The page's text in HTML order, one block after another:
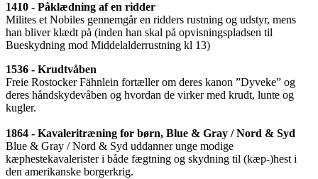
1410 - Påklædning af en ridder
Milites et Nobiles gennemgår en ridders rustning og udstyr, mens
han bliver klædt på (inden han skal på opvisningspladsen til
Bueskydning mod Middelalderrustning kl 13)
1536 - Krudtvåben
Freie Rostocker Fähnlein fortæller om deres kanon ”Dyveke” og
deres håndskydevåben og hvordan de virker med krudt, lunte og
kugler.
1864 - Kavaleritræning for børn, Blue & Gray / Nord & Syd
Blue & Gray / Nord & Syd uddanner unge modige
kæphestekavalerister i både fægtning og skydning til (kæp-)hest i
den amerikanske borgerkrig.